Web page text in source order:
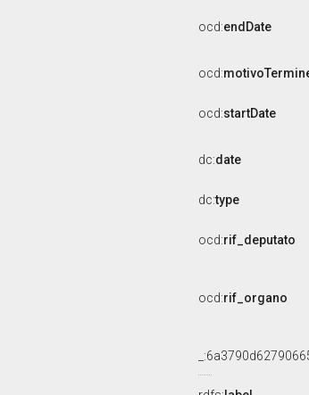
ocd:endDate
ocd:
ocd:startDate
dc:date
dc:type
ocd:rif_deputato
ocd:rif_organo